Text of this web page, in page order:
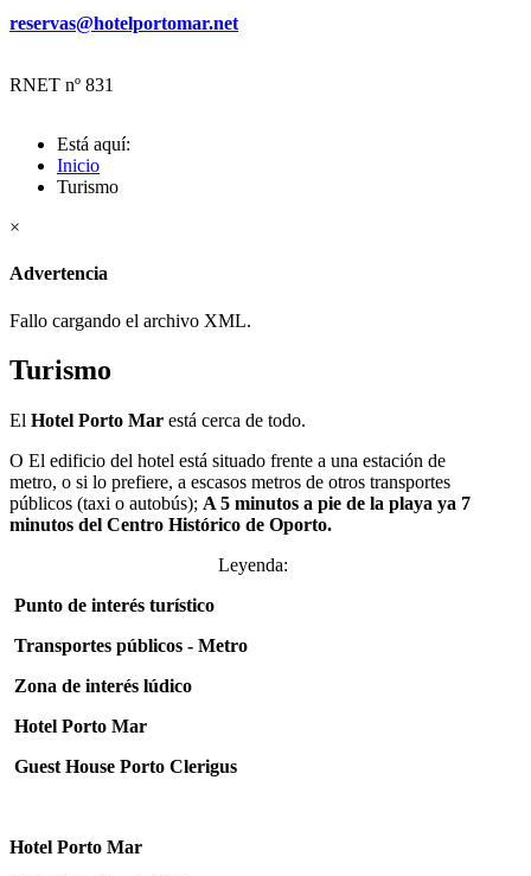
reservas@hotelportomar.net
RNET nº 831
Está aquí:
Inicio
Turismo
×
Advertencia
Fallo cargando el archivo XML.
Turismo
El Hotel Porto Mar está cerca de todo.
O El edificio del hotel está situado frente a una estación de
metro, o si lo prefiere, a escasos metros de otros transportes
públicos (taxi o autobús); A 5 minutos a pie de la playa ya 7
minutos del Centro Histórico de Oporto.
Leyenda:
Punto de interés turístico
Transportes públicos - Metro
Zona de interés lúdico
Hotel Porto Mar
Guest House Porto Clerigus
Hotel Porto Mar